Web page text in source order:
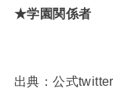
★学園関係者
出典：公式